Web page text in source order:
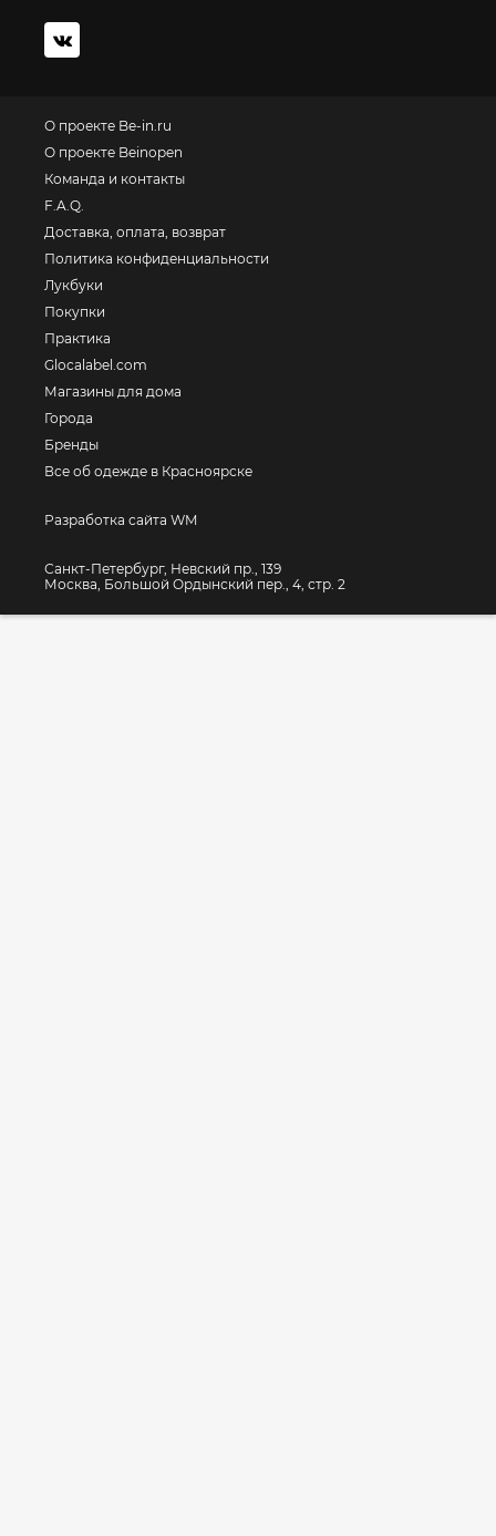
О проекте Be-in.ru
О проекте Beinopen
Команда и контакты
F.A.Q.
Доставка, оплата, возврат
Политика конфиденциальности
Лукбуки
Покупки
Практика
Glocalabel.com
Магазины для дома
Города
Бренды
Все об одежде в Красноярске
Разработка сайта WM
Санкт-Петербург, Невский пр., 139
Москва, Большой Ордынский пер., 4, стр. 2